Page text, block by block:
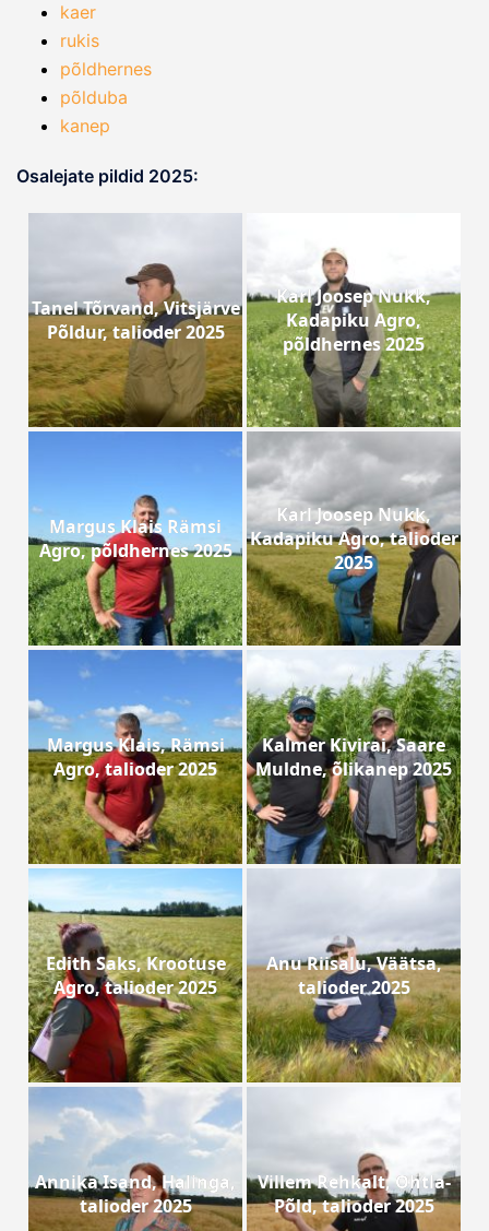
kaer
rukis
põldhernes
põlduba
kanep
Osalejate pildid 2025:
Tanel Tõrvand, Vitsjärve
Põldur, talioder 2025
Karl Joosep Nukk,
Kadapiku Agro,
põldhernes 2025
Margus Klais Rämsi
Agro, põldhernes 2025
Karl Joosep Nukk,
Kadapiku Agro, talioder
2025
Margus Klais, Rämsi
Agro, talioder 2025
Kalmer Kivirai, Saare
Muldne, õlikanep 2025
Edith Saks, Krootuse
Agro, talioder 2025
Anu Riisalu, Väätsa,
talioder 2025
Annika Isand, Halinga,
talioder 2025
Villem Rehkalt, Ohtla-
Põld, talioder 2025